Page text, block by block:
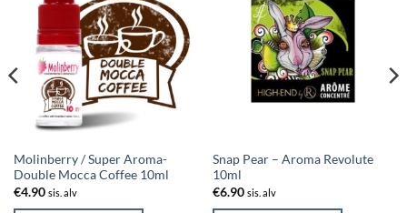
Molinberry / Super Aroma-
Double Mocca Coffee 10ml
€4.90 sis. alv
Snap Pear – Aroma Revolute
10ml
€6.90 sis. alv